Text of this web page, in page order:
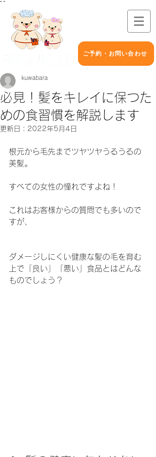
" "
ご予約・お問い合わせ
必見！髪をキレイに保つた
めの食習慣を解説します
kuwabara
更新日： 2022年5月4日
根元から毛先までツヤツヤうるうるの
美髪。
すべての女性の憧れですよね！
これはお客様からの質問でも多いので
すが、
ダメージしにくい健康な髪の毛を育む
上で「良い」「悪い」食品とはどんな
ものでしょう？